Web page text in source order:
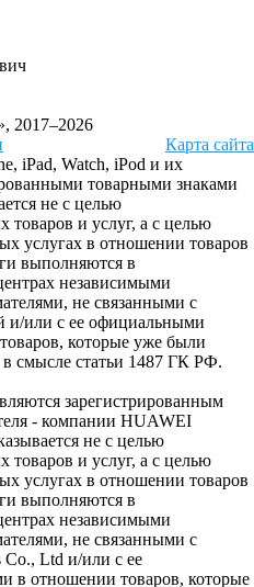
2017–2026
Карта сайта
iPad, Watch, iPod и их
товарными знаками
не с целью
товаров и услуг, а с целью
услугах в отношении товаров
выполняются в
независимыми
не связанными с
и/или с ее официальными
которые уже были
смысле статьи 1487 ГК РФ.
зарегистрированным
- компании HUAWEI
не с целью
товаров и услуг, а с целью
услугах в отношении товаров
выполняются в
независимыми
не связанными с
Ltd и/или с ее
в отношении товаров, которые